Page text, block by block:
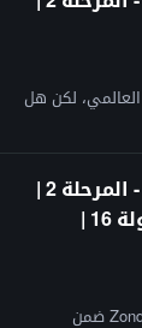
لكن هل
"FIA GT Championships" سلسلة 2020 - المرحلة 2 |
Nations Cup وManufacturer Series الجولة 16 |
من سيسطر على الأوضاع في سباق النمط الواحد Zonda R ضمن